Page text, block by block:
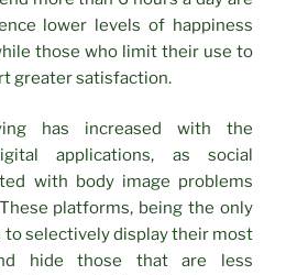
lower levels of happiness
those who limit their use to
greater satisfaction.
has increased with the
applications, as social
with body image problems
platforms, being the only
to selectively display their most
hide those that are less